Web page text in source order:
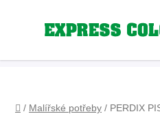
Domů
/ Malířské potřeby / PERDIX